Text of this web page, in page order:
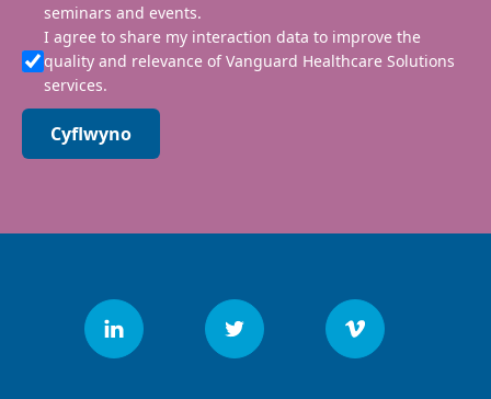
seminars and events.
I agree to share my interaction data to improve the
quality and relevance of Vanguard Healthcare Solutions
services.
Cyflwyno